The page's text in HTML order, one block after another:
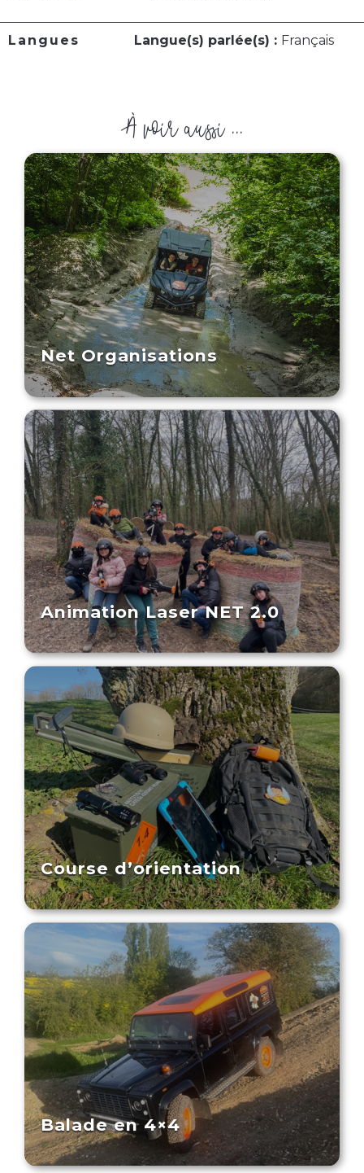
Langues Langue(s) parlée(s) : Français
À voir aussi ...
Net Organisations
Animation Laser NET 2.0
Course d’orientation
Balade en 4×4